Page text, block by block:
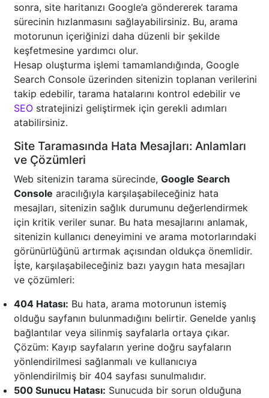
sonra, site haritanızı Google’a göndererek tarama
sürecinin hızlanmasını sağlayabilirsiniz. Bu, arama
motorunun içeriğinizi daha düzenli bir şekilde
keşfetmesine yardımcı olur.
Hesap oluşturma işlemi tamamlandığında, Google
Search Console üzerinden sitenizin toplanan verilerini
takip edebilir, tarama hatalarını kontrol edebilir ve
SEO stratejinizi geliştirmek için gerekli adımları
atabilirsiniz.
Site Taramasında Hata Mesajları: Anlamları
ve Çözümleri
Web sitenizin tarama sürecinde, Google Search
Console aracılığıyla karşılaşabileceğiniz hata
mesajları, sitenizin sağlık durumunu değerlendirmek
için kritik veriler sunar. Bu hata mesajlarını anlamak,
sitenizin kullanıcı deneyimini ve arama motorlarındaki
görünürlüğünü artırmak açısından oldukça önemlidir.
İşte, karşılaşabileceğiniz bazı yaygın hata mesajları
ve çözümleri:
404 Hatası: Bu hata, arama motorunun istemiş
olduğu sayfanın bulunmadığını belirtir. Genelde yanlış
bağlantılar veya silinmiş sayfalarla ortaya çıkar.
Çözüm: Kayıp sayfaların yerine doğru sayfaların
yönlendirilmesi sağlanmalı ve kullanıcıya
yönlendirilmiş bir 404 sayfası sunulmalıdır.
500 Sunucu Hatası: Sunucuda bir sorun olduğuna